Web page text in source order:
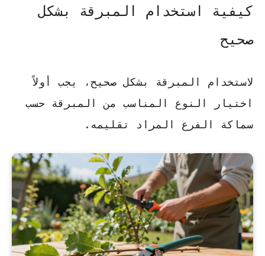
كيفية استخدام المبرقة بشكل
صحيح
لاستخدام المبرقة بشكل صحيح، يجب أولاً
اختيار النوع المناسب من المبرقة حسب
سماكة الفرع المراد تقليمه.